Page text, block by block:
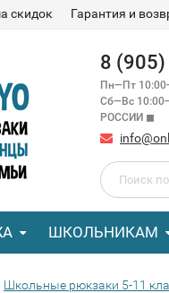
скидок Гарантия и
8
Пн—Пт
Сб—Вс
РОССИИ ◼
ШКОЛЬНИКАМ
Школьные рюкзаки 5-11